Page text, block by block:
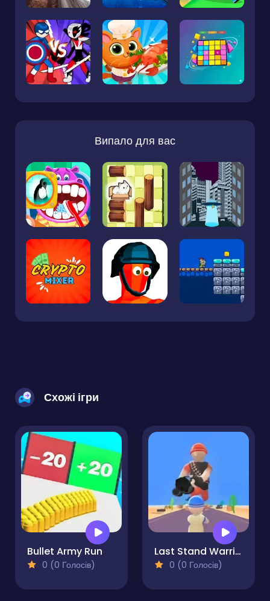
Випало для вас
Схожі ігри
Bullet Army Run
0 (0 Голосів)
Last Stand Warrior
0 (0 Голосів)